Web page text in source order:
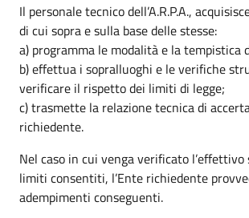
Il personale tecnico dell’A.R.P.A.,
di cui sopra e sulla base delle stesse:
a) programma le modalità e la tempistica
b) effettua i sopralluoghi e le verifiche
verificare il rispetto dei limiti di legge;
c) trasmette la relazione tecnica di
richiedente.
Nel caso in cui venga verificato
limiti consentiti, l’Ente richiedente
adempimenti conseguenti.